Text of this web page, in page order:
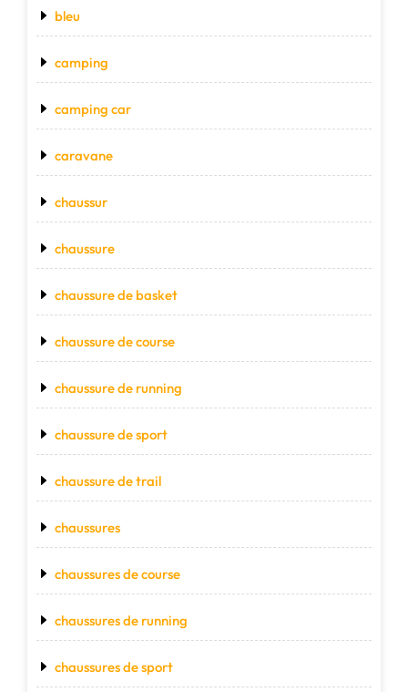
bleu
camping
camping car
caravane
chaussur
chaussure
chaussure de basket
chaussure de course
chaussure de running
chaussure de sport
chaussure de trail
chaussures
chaussures de course
chaussures de running
chaussures de sport